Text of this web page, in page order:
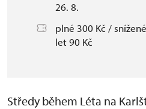
26. 8.
plné 300 Kč /
let 90 Kč
Středy během Léta na